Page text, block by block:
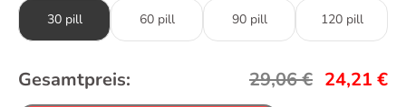
30 pill 60 pill 90 pill 120 pill
Gesamtpreis: 29,06€ 24,21 €